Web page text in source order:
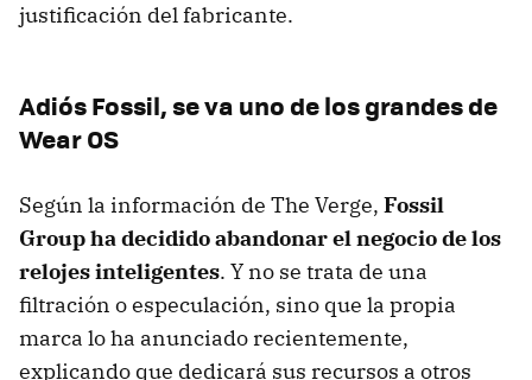
justificación del fabricante.
Adiós Fossil, se va uno de los grandes de
Wear OS
Según la información de The Verge, Fossil
Group ha decidido abandonar el negocio de los
relojes inteligentes. Y no se trata de una
filtración o especulación, sino que la propia
marca lo ha anunciado recientemente,
explicando que dedicará sus recursos a otros